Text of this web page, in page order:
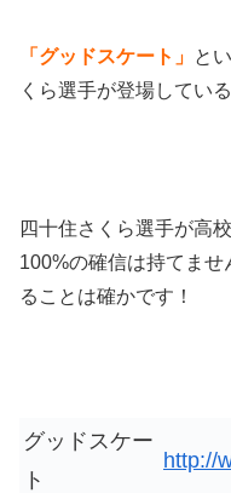
「グッドスケート」 と
くら選手が登場してい
四十住さくら選手が高
100%の確信は持てま
ることは確かです！
グッドスケー
ト
http://